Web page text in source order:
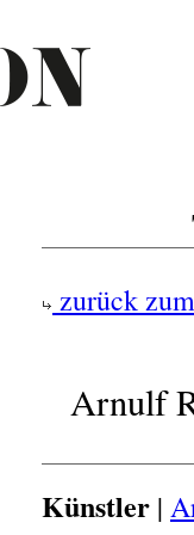
zurück
Arnulf
Künstler |